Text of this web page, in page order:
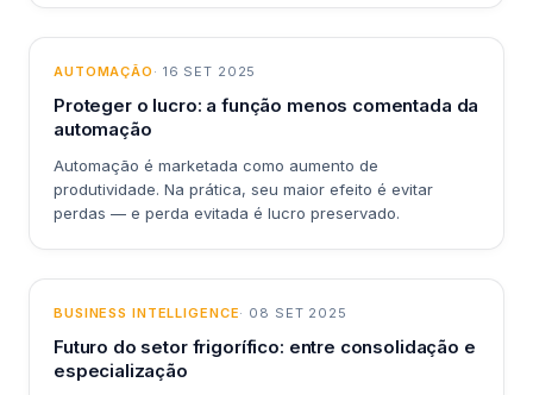
AUTOMAÇÃO · 16 SET 2025
Proteger o lucro: a função menos comentada da
automação
Automação é marketada como aumento de
produtividade. Na prática, seu maior efeito é evitar
perdas — e perda evitada é lucro preservado.
BUSINESS INTELLIGENCE· 08 SET 2025
Futuro do setor frigorífico: entre consolidação e
especialização